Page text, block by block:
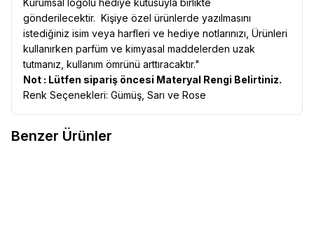
gönderilecektir. Kişiye özel ürünlerde yazılmasını
istediğiniz isim veya harfleri ve hediye notlarınızı, Ürünleri
kullanırken parfüm ve kimyasal maddelerden uzak
tutmanız, kullanım ömrünü arttıracaktır."
Not : Lütfen sipariş öncesi Materyal Rengi Belirtiniz.
Renk Seçenekleri: Gümüş, Sarı ve Rose
Benzer Ürünler